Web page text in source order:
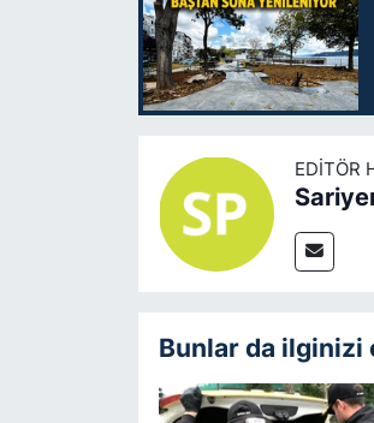
EDITÖR
Bunlar da ilginizi